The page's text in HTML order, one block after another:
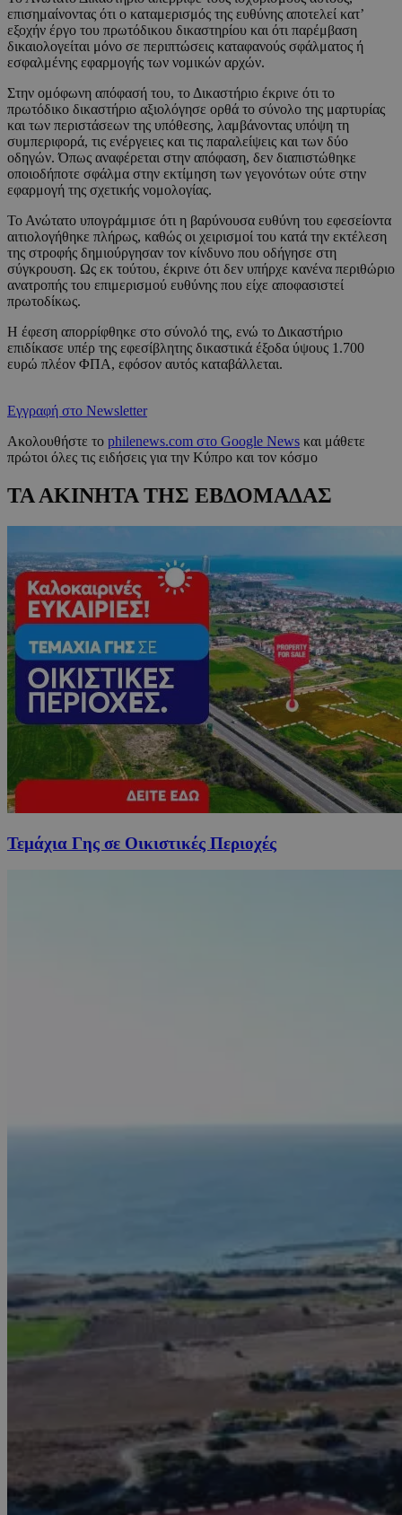
επισημαίνοντας ότι ο καταμερισμός της ευθύνης αποτελεί κατ’
εξοχήν έργο του πρωτόδικου δικαστηρίου και ότι παρέμβαση
δικαιολογείται μόνο σε περιπτώσεις καταφανούς σφάλματος ή
εσφαλμένης εφαρμογής των νομικών αρχών.
Στην ομόφωνη απόφασή του, το Δικαστήριο έκρινε ότι το
πρωτόδικο δικαστήριο αξιολόγησε ορθά το σύνολο της μαρτυρίας
και των περιστάσεων της υπόθεσης, λαμβάνοντας υπόψη τη
συμπεριφορά, τις ενέργειες και τις παραλείψεις και των δύο
οδηγών. Όπως αναφέρεται στην απόφαση, δεν διαπιστώθηκε
οποιοδήποτε σφάλμα στην εκτίμηση των γεγονότων ούτε στην
εφαρμογή της σχετικής νομολογίας.
Το Ανώτατο υπογράμμισε ότι η βαρύνουσα ευθύνη του εφεσείοντα
αιτιολογήθηκε πλήρως, καθώς οι χειρισμοί του κατά την εκτέλεση
της στροφής δημιούργησαν τον κίνδυνο που οδήγησε στη
σύγκρουση. Ως εκ τούτου, έκρινε ότι δεν υπήρχε κανένα περιθώριο
ανατροπής του επιμερισμού ευθύνης που είχε αποφασιστεί
πρωτοδίκως.
Η έφεση απορρίφθηκε στο σύνολό της, ενώ το Δικαστήριο
επιδίκασε υπέρ της εφεσίβλητης δικαστικά έξοδα ύψους 1.700
ευρώ πλέον ΦΠΑ, εφόσον αυτός καταβάλλεται.
Εγγραφή στο Newsletter
Ακολουθήστε το philenews.com στο Google News και μάθετε
πρώτοι όλες τις ειδήσεις για την Κύπρο και τον κόσμο
ΤΑ ΑΚΙΝΗΤΑ ΤΗΣ ΕΒΔΟΜΑΔΑΣ
Τεμάχια Γης σε Οικιστικές Περιοχές